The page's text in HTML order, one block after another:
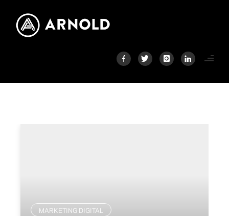
MARKETING DIGITAL